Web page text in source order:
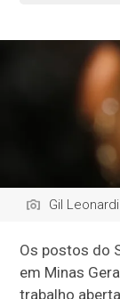
Gil
Os postos do
em Minas
trabalho